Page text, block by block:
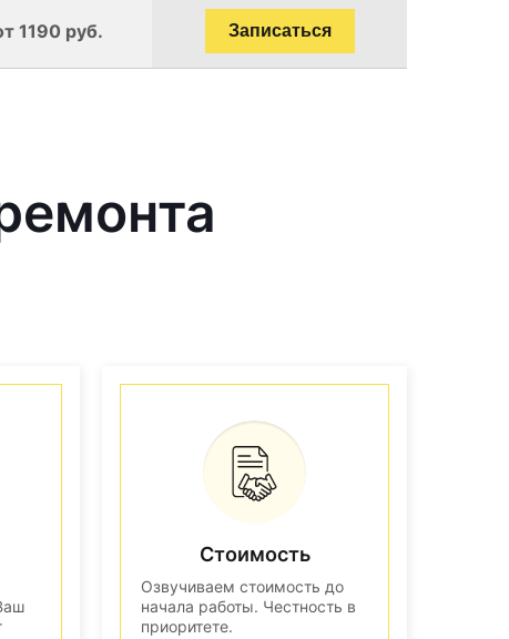
1190 руб. Записаться
Стоимость
Озвучиваем стоимость до
начала работы. Честность в
приоритете.